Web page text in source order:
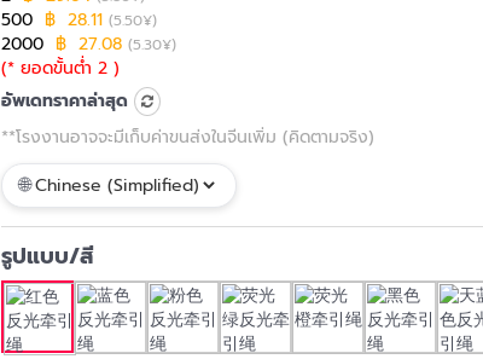
500 ฿ 28.11 (5.50¥)
2000 ฿ 27.08 (5.30¥)
(* ยอดขั้นต่ำ 2 )
อัพเดทราคาล่าสุด
**โรงงานอาจจะมีเก็บค่าขนส่งในจีนเพิ่ม (คิดตามจริง)
รูปแบบ/สี